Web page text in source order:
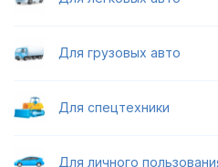
Для грузовых авто
Для спецтехники
Для личного